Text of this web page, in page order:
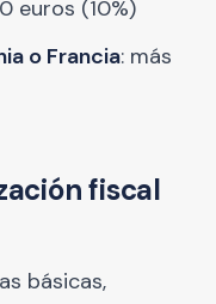
euros (10%)
o Francia: más
fiscal
básicas,